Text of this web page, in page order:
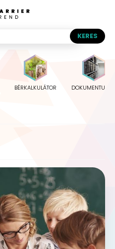
BÉRKALKULÁTOR